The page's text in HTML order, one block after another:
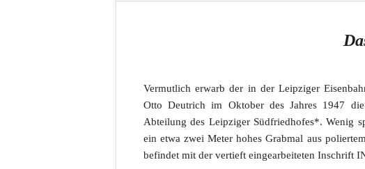
Vermutlich erwarb der in der Leipziger
Otto Deutrich im Oktober des Jahres 1947
Abteilung des Leipziger Südfriedhofes*. Wenig
ein etwa zwei Meter hohes Grabmal aus
befindet mit der vertieft eingearbeiteten Inschrift